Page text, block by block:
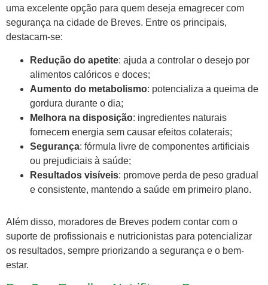
uma excelente opção para quem deseja emagrecer com
segurança na cidade de Breves. Entre os principais,
destacam-se:
Redução do apetite: ajuda a controlar o desejo por
alimentos calóricos e doces;
Aumento do metabolismo: potencializa a queima de
gordura durante o dia;
Melhora na disposição: ingredientes naturais
fornecem energia sem causar efeitos colaterais;
Segurança: fórmula livre de componentes artificiais
ou prejudiciais à saúde;
Resultados visíveis: promove perda de peso gradual
e consistente, mantendo a saúde em primeiro plano.
Além disso, moradores de Breves podem contar com o
suporte de profissionais e nutricionistas para potencializar
os resultados, sempre priorizando a segurança e o bem-
estar.